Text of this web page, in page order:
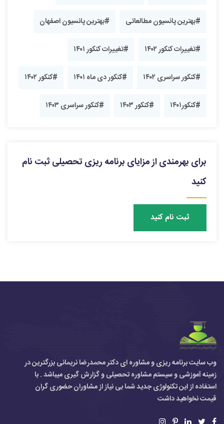
#بهترین پانسیون مطالعاتی #بهترین پانسیون اصفهان
#تغییرات کنکور ۱۴۰۲ #تغییرات کنکور ۱۴۰۱
#کنکور سراسری ۱۴۰۲ #کنکور دی ماه ۱۴۰۱ #کنکور ۱۴۰۲
#کنکور۱۴۰۱ #کنکور ۱۴۰۳ #کنکور سراسری ۱۴۰۳
برای بهرمندی از مزایای برنامه ریزی تحصیلی ثبت نام
کنید
ثبت نام کنید
وب سایت برنامه ریزی و مشاوره ای دکتر محمدرضا نریمانی بزرگترین در
زمینه آموزشی و سیستم مشاوره تحصیلی و گزارش گیری میباشد . با
استفاده از این تکنولوژی جدید شما بی نیاز از مشاوران حضوری گران
قیمت نخواهید داشت